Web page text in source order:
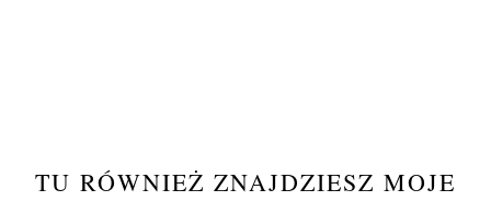
TU RÓWNIEŻ ZNAJDZIESZ MOJE